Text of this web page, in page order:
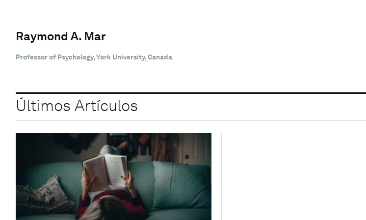
Raymond A. Mar
Professor of Psychology, York University, Canada
Últimos Artículos